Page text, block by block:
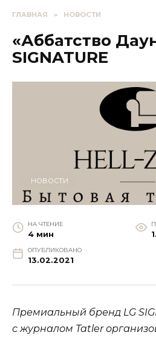
ГЛАВНАЯ » НОВОСТИ
«Аббатство
SIGNATURE
НОВОСТИ
НА ЧТЕНИЕ
4 мин
ОПУБЛИКОВАНО
13.02.2021
Премиальный бренд LG
с журналом Tatler